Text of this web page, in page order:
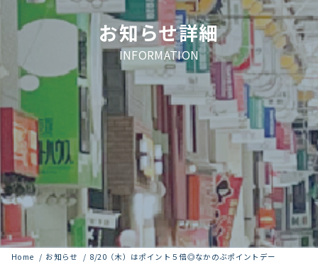
お知らせ詳細
INFORMATION
Home お知らせ 8/20（木）はポイント５倍◎なかのぶポイントデー